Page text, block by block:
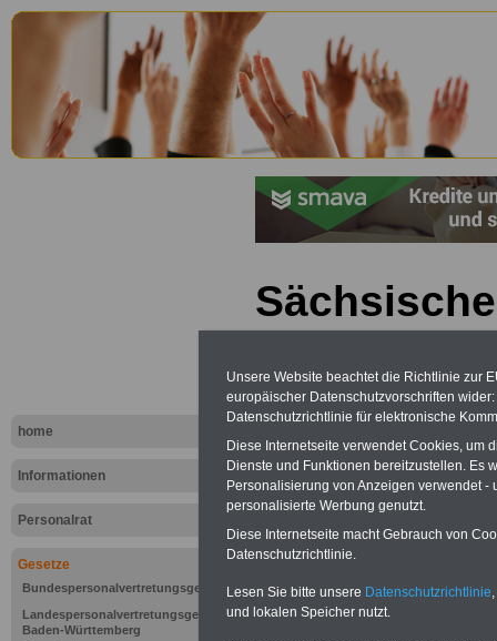
home
Informationen
Personalrat
Gesetze
Bundespersonalvertretungsgesetz
Landespersonalvertretungsgesetz
Baden-Württemberg
Unsere Website beachtet die Richtlinie zur
europäischer Datenschutzvorschriften
Datenschutzrichtlinie für elektronische
Diese Internetseite verwendet Cookies, um
Dienste und Funktionen bereitzustellen. Es
Personalisierung von Anzeigen verwendet
personalisierte Werbung genutzt.
Diese Internetseite macht Gebrauch von
Datenschutzrichtlinie.
Lesen Sie bitte unsere Datenschutzrichtlinie
und lokalen Speicher nutzt.